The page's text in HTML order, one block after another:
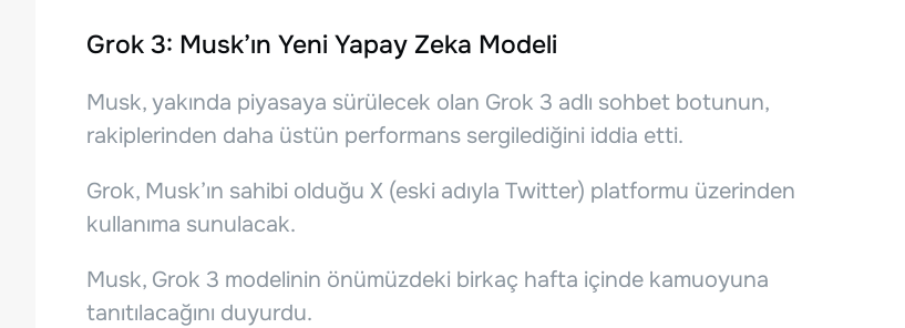
Grok 3: Musk’ın Yeni Yapay Zeka Modeli
Musk, yakında piyasaya sürülecek olan Grok 3 adlı sohbet botunun,
rakiplerinden daha üstün performans sergilediğini iddia etti.
Grok, Musk’ın sahibi olduğu X (eski adıyla Twitter) platformu üzerinden
kullanıma sunulacak.
Musk, Grok 3 modelinin önümüzdeki birkaç hafta içinde kamuoyuna
tanıtılacağını duyurdu.